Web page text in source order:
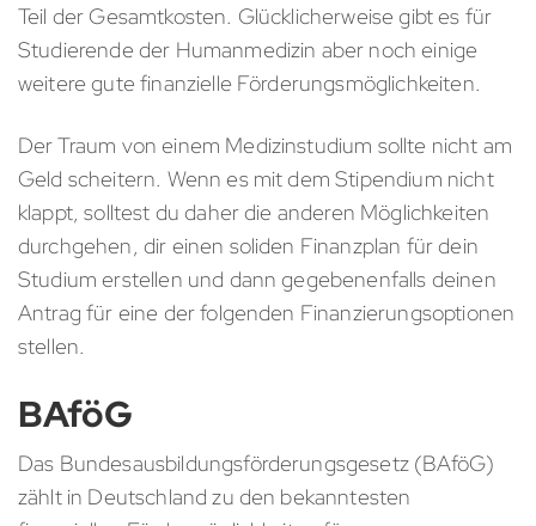
Teil der Gesamtkosten. Glücklicherweise gibt es für
Studierende der Humanmedizin aber noch einige
weitere gute finanzielle Förderungsmöglichkeiten.
Der Traum von einem Medizinstudium sollte nicht am
Geld scheitern. Wenn es mit dem Stipendium nicht
klappt, solltest du daher die anderen Möglichkeiten
durchgehen, dir einen soliden Finanzplan für dein
Studium erstellen und dann gegebenenfalls deinen
Antrag für eine der folgenden Finanzierungsoptionen
stellen.
BAföG
Das Bundesausbildungsförderungsgesetz (BAföG)
zählt in Deutschland zu den bekanntesten